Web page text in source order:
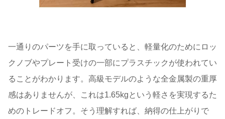
一通りのパーツを手に取っていると、軽量化のためにロッ
クノブやプレート受けの一部にプラスチックが使われてい
ることがわかります。高級モデルのような全金属製の重厚
感はありませんが、これは1.65kgという軽さを実現するた
めのトレードオフ。そう理解すれば、納得の仕上がりで